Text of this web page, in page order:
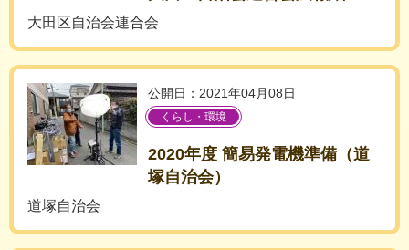
大田区自治会連合会
公開日：2021年04月08日
くらし・環境
2020年度 簡易発電機準備（道
塚自治会）
道塚自治会